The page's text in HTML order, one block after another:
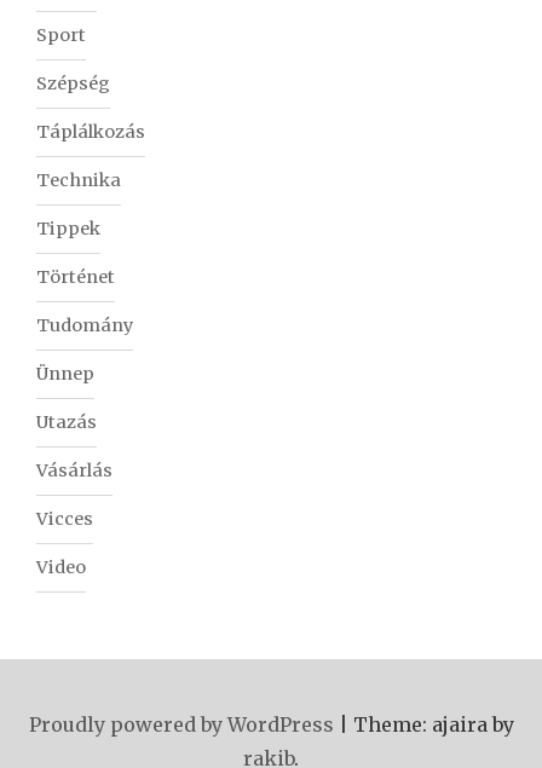
Sport
Szépség
Táplálkozás
Technika
Tippek
Történet
Tudomány
Ünnep
Utazás
Vásárlás
Vicces
Video
Proudly powered by WordPress
Theme: ajaira by
rakib.